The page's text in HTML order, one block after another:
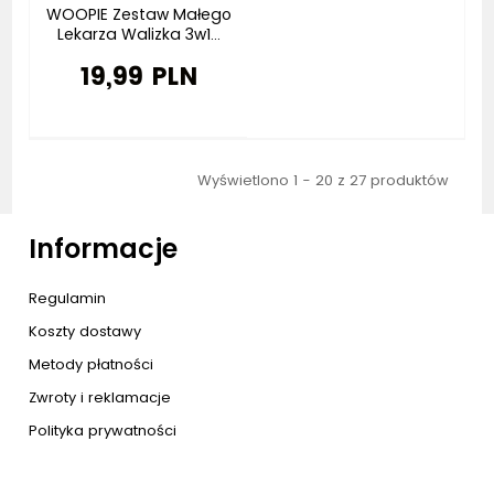
WOOPIE Zestaw Małego
Lekarza Walizka 3w1...
19,99 PLN
Wyświetlono 1 - 20 z 27 produktów
Informacje
Regulamin
Koszty dostawy
Metody płatności
Zwroty i reklamacje
Polityka prywatności